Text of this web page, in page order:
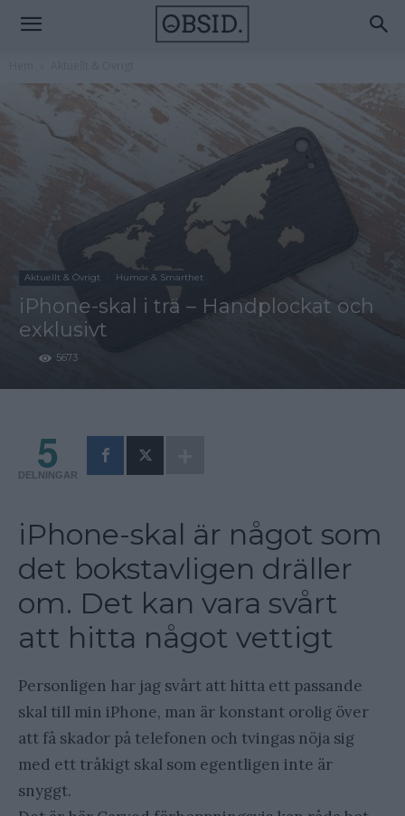
Aktuellt & Övrigt Humor & Smarthet
iPhone-skal i trä – Handplockat och
exklusivt
5673
5
DELNINGAR
iPhone-skal är något som
det bokstavligen dräller
om. Det kan vara svårt
att hitta något vettigt
Personligen har jag svårt att hitta ett passande
skal till min iPhone, man är konstant orolig över
att få skador på telefonen och tvingas nöja sig
med ett tråkigt skal som egentligen inte är
snyggt.